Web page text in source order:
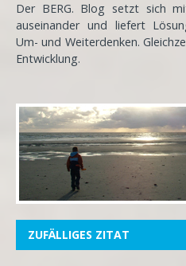
Der BERG. Blog setzt sich
auseinander und liefert
Um- und Weiterdenken.
Entwicklung.
ZUFÄLLIGES ZITAT